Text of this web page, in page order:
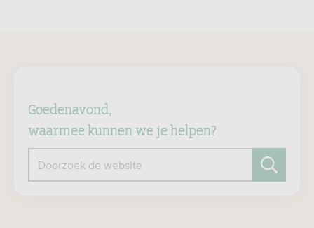
Goedenavond,
waarmee kunnen we je helpen?
Doorzoek de website